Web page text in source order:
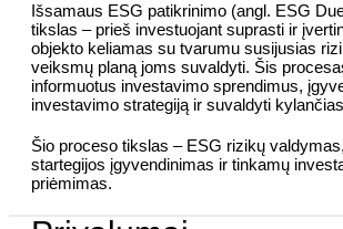
Išsamaus ESG patikrinimo (angl. ESG
tikslas – prieš investuojant suprasti ir
objekto keliamas su tvarumu susijusias
veiksmų planą joms suvaldyti. Šis
informuotus investavimo sprendimus,
investavimo strategiją ir suvaldyti
Šio proceso tikslas – ESG rizikų
startegijos įgyvendinimas ir tinkamų
priėmimas.